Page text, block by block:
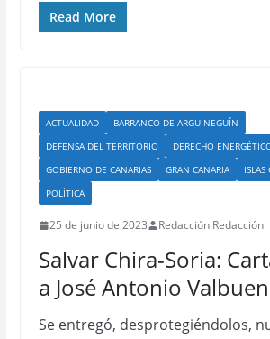
Read More
ACTUALIDAD
BARRANCO DE ARGUINEGUÍN
DEFENSA DEL TERRITORIO
DERECHO
GOBIERNO DE CANARIAS
GRAN CANARIA
ISLAS
POLÍTICA
25 de junio de 2023 Redacción Redacción
Salvar Chira-Soria:
a José Antonio
Se entregó, desprotegiéndolos,